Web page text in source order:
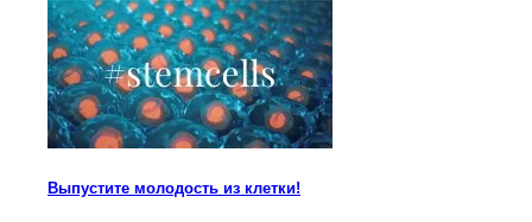
Выпустите молодость из клетки!